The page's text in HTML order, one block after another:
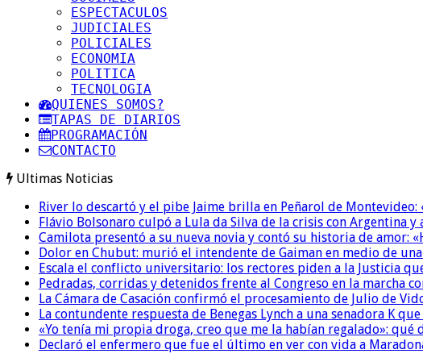
ESPECTACULOS
JUDICIALES
POLICIALES
ECONOMIA
POLITICA
TECNOLOGIA
QUIENES SOMOS?
TAPAS DE DIARIOS
PROGRAMACIÓN
CONTACTO
Ultimas Noticias
River lo descartó y el pibe Jaime brilla en Peñarol de Montevideo:
Flávio Bolsonaro culpó a Lula da Silva de la crisis con Argentina
Camilota presentó a su nueva novia y contó su historia de amor:
Dolor en Chubut: murió el intendente de Gaiman en medio de
Escala el conflicto universitario: los rectores piden a la Justicia
Pedradas, corridas y detenidos frente al Congreso en la marcha
La Cámara de Casación confirmó el procesamiento de Julio de
La contundente respuesta de Benegas Lynch a una senadora K
«Yo tenía mi propia droga, creo que me la habían regalado»: qué
Declaró el enfermero que fue el último en ver con vida a